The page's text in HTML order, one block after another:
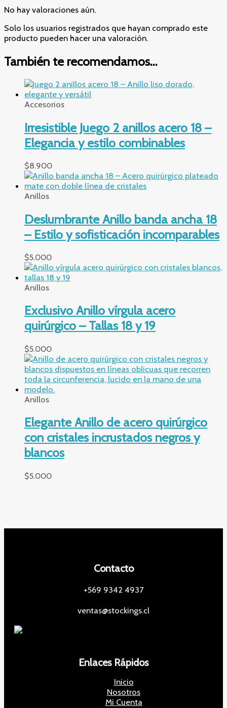
No hay valoraciones aún.
Solo los usuarios registrados que hayan comprado este
producto pueden hacer una valoración.
También te recomendamos…
Accesorios
Irresistible Juego 2 anillos acero 18 –
Elegancia y estilo combinables
$8.900
Anillos
Deslumbrante Anillo banda ancha 18
– Estilo y sofisticación incomparables
$5.000
Anillos
Exclusivo Anillo vírgula acero
quirúrgico – Tallas 18 y 19
$5.000
Anillos
Elegante Anillo de acero quirúrgico
con cristales incrustados negros y
blancos
$5.000
Contacto
+569 9342 4937
ventas@stockings.cl
Enlaces Rápidos
Inicio
Nosotros
Mi Cuenta